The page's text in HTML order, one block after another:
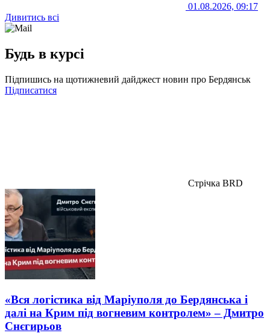
01.08.2026, 09:17
Дивитись всі
Будь в курсі
Підпишись на щотижневий дайджест новин про Бердянськ
Підписатися
Стрічка BRD
«Вся логістика від Маріуполя до Бердянська і
далі на Крим під вогневим контролем» – Дмитро
Снєгирьов